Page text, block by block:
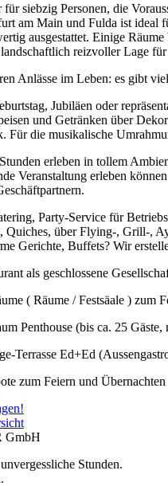
siebzig Personen, die
am Main und Fulda ist ideal
ausgestattet. Einige
reizvoller Lage
Anlässe im Leben: es gibt
Jubiläen oder
und Getränken über
Für die musikalische
erleben in tollem
Veranstaltung erleben
Party-Service für
Quiches, über Flying-, Grill-,
Gerichte, Buffets? Wir
als geschlossene
( Räume / Festsäale ) zum
Penthouse (bis ca. 25
Terrasse Ed+Ed
zum Feiern und Übernachten
Stunden.